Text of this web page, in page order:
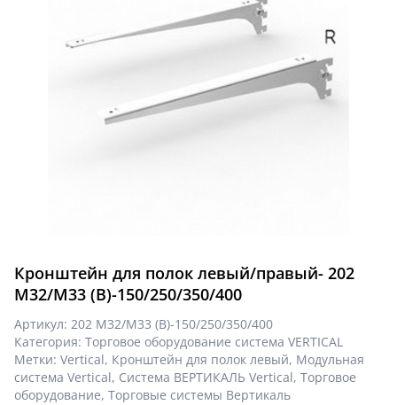
Кронштейн для полок левый/правый- 202
M32/М33 (В)-150/250/350/400
Артикул: 202 M32/М33 (В)-150/250/350/400
Категория: Торговое оборудование система VERTICAL
Метки: Vertical, Кронштейн для полок левый, Модульная
система Vertical, Система ВЕРТИКАЛЬ Vertical, Торговое
оборудование, Торговые системы Вертикаль